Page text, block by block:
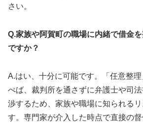
さい。
Q.家族や阿賀町の職場に内緒で借金
ですか？
A.はい、十分に可能です。「任意整
べば、裁判所を通さずに弁護士や司
渉するため、家族や職場に知られる
す。専門家が介入した時点で直接の